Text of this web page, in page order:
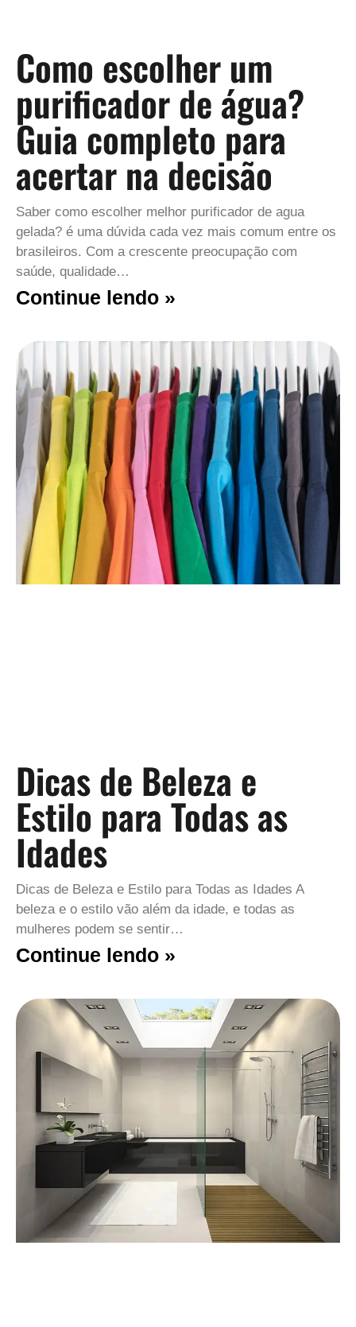
Como escolher um
purificador de água?
Guia completo para
acertar na decisão
Saber como escolher melhor purificador de agua
gelada? é uma dúvida cada vez mais comum entre os
brasileiros. Com a crescente preocupação com
saúde, qualidade…
Continue lendo »
Dicas de Beleza e
Estilo para Todas as
Idades
Dicas de Beleza e Estilo para Todas as Idades A
beleza e o estilo vão além da idade, e todas as
mulheres podem se sentir…
Continue lendo »